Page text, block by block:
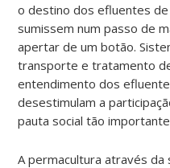
o destino dos efluentes de
sumissem num passo de
apertar de um botão.
transporte e tratamento
entendimento dos
desestimulam a
pauta social tão
A permacultura através da